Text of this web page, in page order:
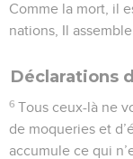
Comme la mort, il
nations, Il
Déclarations
6 Tous ceux-là ne
de moqueries et
accumule ce qui